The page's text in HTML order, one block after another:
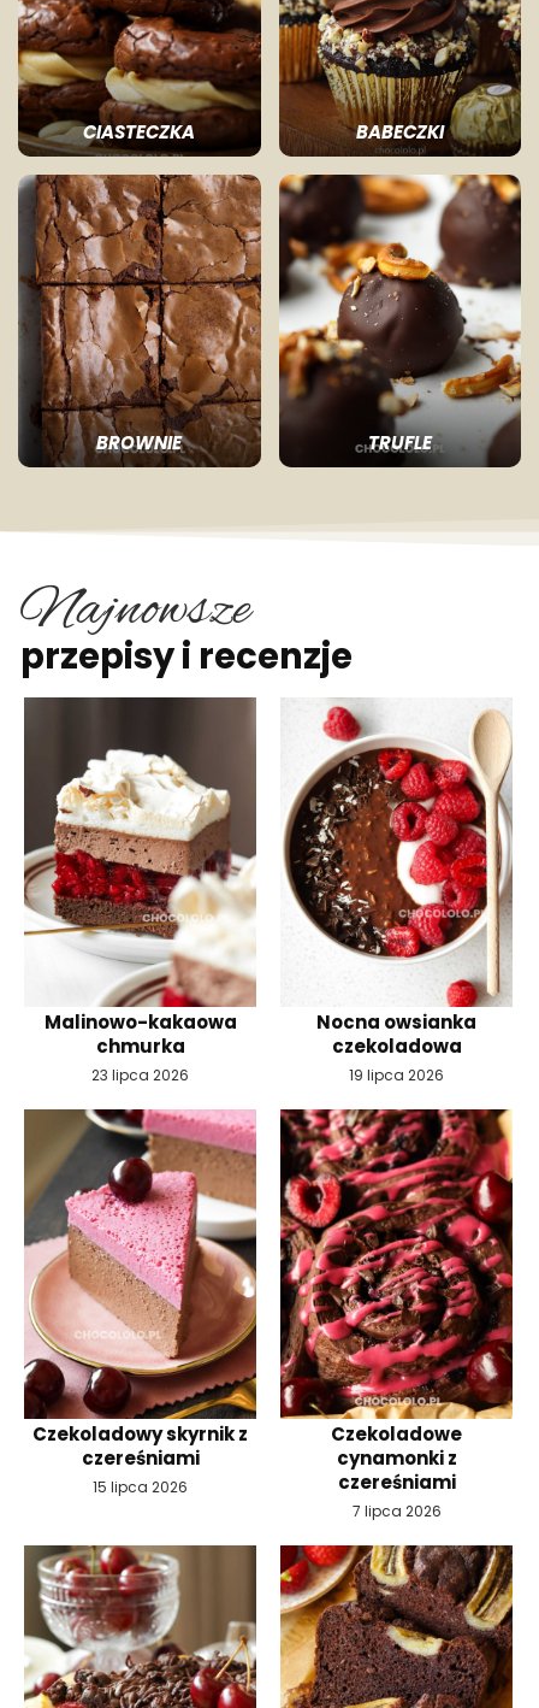
CIASTECZKA BABECZKI
BROWNIE TRUFLE
Najnowsze
przepisy i recenzje
Malinowo-kakaowa
chmurka
23 lipca 2026
Nocna owsianka
czekoladowa
19 lipca 2026
Czekoladowy skyrnik z
czereśniami
15 lipca 2026
Czekoladowe
cynamonki z
czereśniami
7 lipca 2026